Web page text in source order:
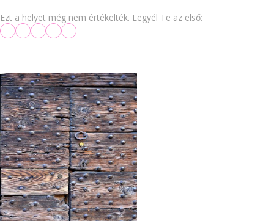
Ezt a helyet még nem értékelték. Legyél Te az első: